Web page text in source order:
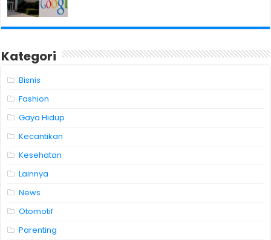
Kategori
Bisnis
Fashion
Gaya Hidup
Kecantikan
Kesehatan
Lainnya
News
Otomotif
Parenting